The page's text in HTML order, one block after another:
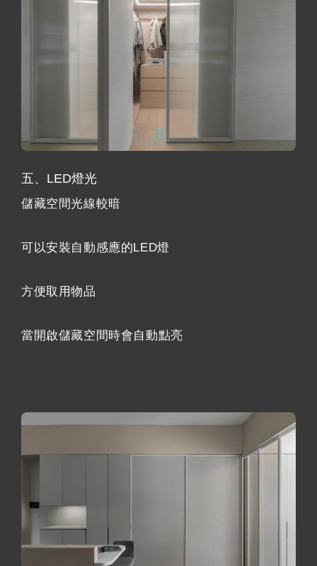
五、LED燈光
儲藏空間光線較暗
可以安裝自動感應的LED燈
方便取用物品
當開啟儲藏空間時會自動點亮